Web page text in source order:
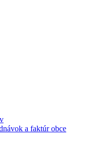
a faktúr obce